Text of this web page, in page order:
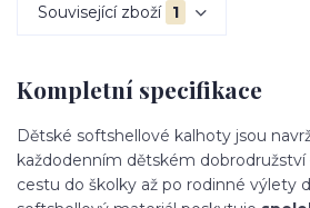
Související zboží 1
Kompletní specifikace
Dětské softshellové kalhoty jsou
každodenním dětském dobrodružství
cestu do školky až po rodinné výlety